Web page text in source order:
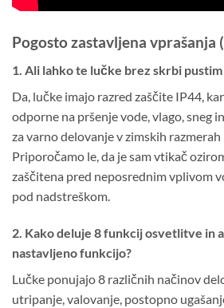
Pogosto zastavljena vprašanja
1. Ali lahko te lučke brez skrbi
Da, lučke imajo razred zaščite IP44,
odporne na pršenje vode, vlago, sneg
za varno delovanje v zimskih
Priporočamo le, da je sam vtikač
zaščitena pred neposrednim vplivom
pod nadstreškom.
2. Kako deluje 8 funkcij osvetlitve in
nastavljeno funkcijo?
Lučke ponujajo 8 različnih načinov
utripanje, valovanje, postopno